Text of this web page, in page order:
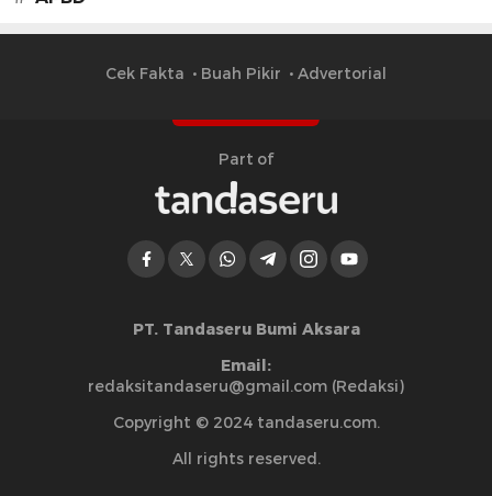
Cek Fakta Buah Pikir Advertorial
Part of
PT. Tandaseru Bumi Aksara
Email:
redaksitandaseru@gmail.com (Redaksi)
Copyright © 2024 tandaseru.com.
All rights reserved.